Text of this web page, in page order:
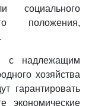
социального
положения,
с надлежащим
хозяйства
гарантировать
экономические